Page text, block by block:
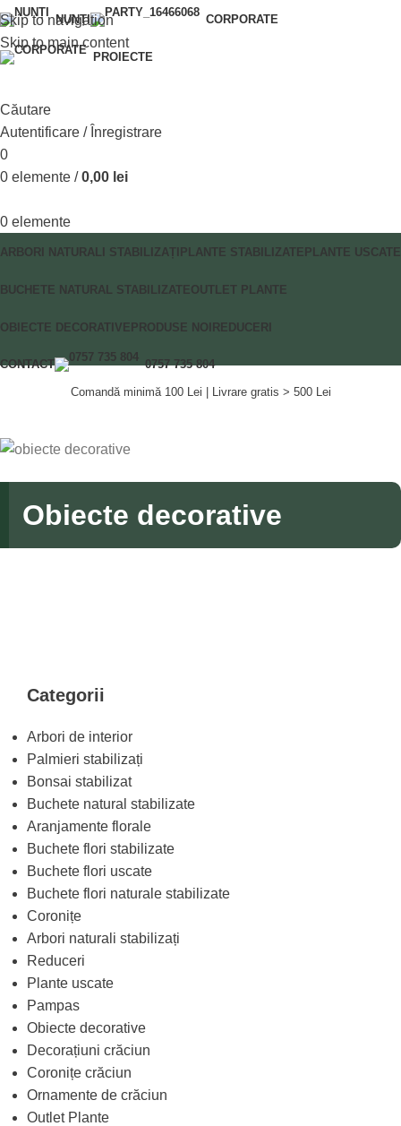
Skip to navigation
Skip to main content
NUNȚI CORPORATE
PROIECTE
Căutare
Autentificare / Înregistrare
0
0 elemente / 0,00 lei
0 elemente
ARBORI NATURALI STABILIZAȚI PLANTE STABILIZATEPLANTE USCATE
BUCHETE NATURAL STABILIZATEOUTLET PLANTE
OBIECTE DECORATIVEPRODUSE NOI REDUCERI
CONTACT 0757 735 804
Comandă minimă 100 Lei | Livrare gratis > 500 Lei
Obiecte decorative
Categorii
Arbori de interior
Palmieri stabilizați
Bonsai stabilizat
Buchete natural stabilizate
Aranjamente florale
Buchete flori stabilizate
Buchete flori uscate
Buchete flori naturale stabilizate
Coronițe
Arbori naturali stabilizați
Reduceri
Plante uscate
Pampas
Obiecte decorative
Decorațiuni crăciun
Coronițe crăciun
Ornamente de crăciun
Outlet Plante